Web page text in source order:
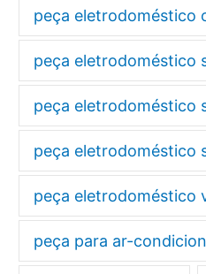
peça eletrodoméstico
peça eletrodoméstico
peça eletrodoméstico
peça eletrodoméstico
peça eletrodoméstico
peça para ar-